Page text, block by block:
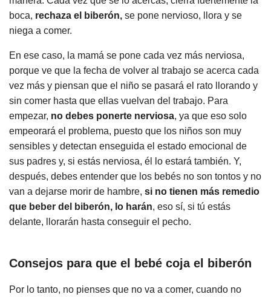
boca, rechaza el biberón, se pone nervioso, llora y se
niega a comer.
En ese caso, la mamá se pone cada vez más nerviosa,
porque ve que la fecha de volver al trabajo se acerca cada
vez más y piensan que el niño se pasará el rato llorando y
sin comer hasta que ellas vuelvan del trabajo. Para
empezar, no debes ponerte nerviosa, ya que eso solo
empeorará el problema, puesto que los niños son muy
sensibles y detectan enseguida el estado emocional de
sus padres y, si estás nerviosa, él lo estará también. Y,
después, debes entender que los bebés no son tontos y no
van a dejarse morir de hambre, si no tienen más remedio
que beber del biberón, lo harán, eso sí, si tú estás
delante, llorarán hasta conseguir el pecho.
Consejos para que el bebé coja el biberón
Por lo tanto, no pienses que no va a comer, cuando no